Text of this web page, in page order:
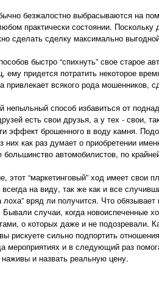
безжалостно выбрасываются на
практически состоянии. Поскольку
сделать сделку максимально
быстро “спихнуть” свое старое
ему придется потратить некоторое
привлекает всякого рода мошенников,
способ избавиться от
есть свои друзья, а у тех - свои,
эффект брошенного в воду камня.
них как раз думает о приобретении
большинство автомобилистов, по
этот “маркетинговый” ход имеет
на виду, так же как и все
лоха” вряд ли получится. Что
случаи, когда новоиспеченные
о которых даже и не подозревали.
рискуете сильно подпортить
мероприятиях и в следующий раз
и назвать реальную цену.